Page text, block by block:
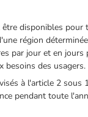
être disponibles pour
région
par jour et en jours
besoins des usagers.
à l'article 2 sous
pendant toute